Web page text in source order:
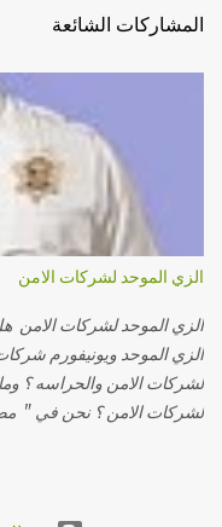
المشاركات الشائعة
الزي الموحد لشركات الامن
الزي الموحد لشركات
الزي الموحد ويونيفورم
لشركات الامن والحراسه ؟
لشركات الامن ؟ نحن في "